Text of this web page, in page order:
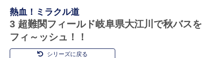
熱血！ミラクル道
3 超難関フィールド岐阜県大江川で秋バスを
フィ～ッシュ！！
シリーズに戻る